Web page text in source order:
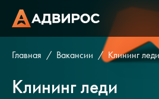
Главная Вакансии Клининг леди
Клининг леди